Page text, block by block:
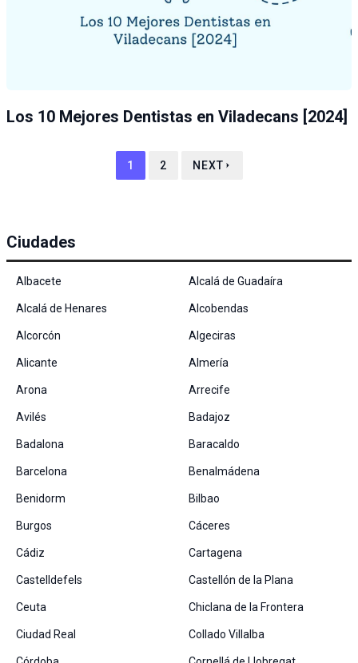
Los 10 Mejores Dentistas en Viladecans [2024]
1 2 NEXT
Ciudades
Albacete Alcalá de Guadaíra
Alcalá de Henares Alcobendas
Alcorcón Algeciras
Alicante Almería
Arona Arrecife
Avilés Badajoz
Badalona Baracaldo
Barcelona Benalmádena
Benidorm Bilbao
Burgos Cáceres
Cádiz Cartagena
Castelldefels Castellón de la Plana
Ceuta Chiclana de la Frontera
Ciudad Real Collado Villalba